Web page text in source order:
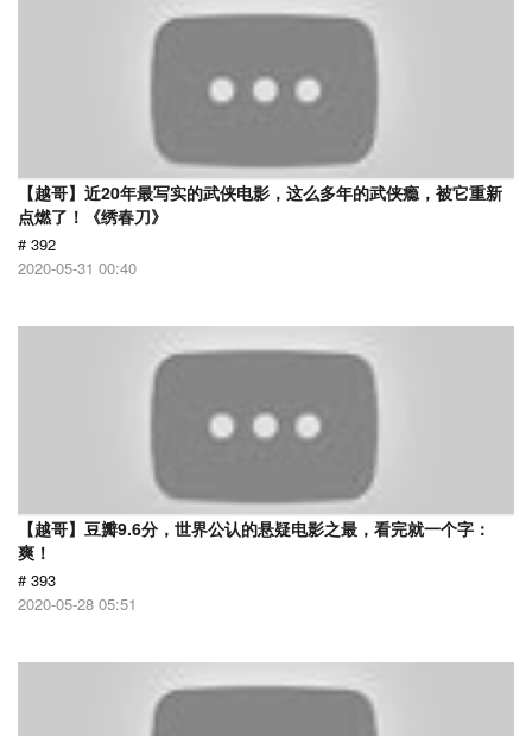
【越哥】近20年最写实的武侠电影，这么多年的武侠瘾，被它重新
点燃了！《绣春刀》
# 392
2020-05-31 00:40
【越哥】豆瓣9.6分，世界公认的悬疑电影之最，看完就一个字：
爽！
# 393
2020-05-28 05:51